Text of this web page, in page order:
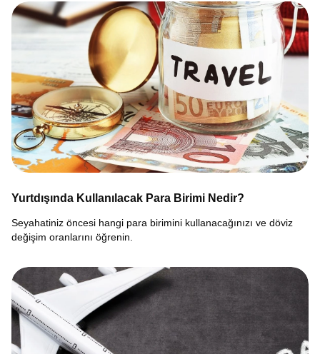
Yurtdışında Kullanılacak Para Birimi Nedir?
Seyahatiniz öncesi hangi para birimini kullanacağınızı ve döviz
değişim oranlarını öğrenin.